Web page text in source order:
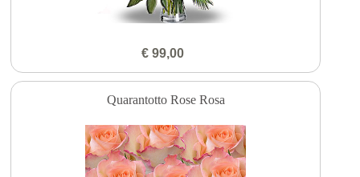
€ 99,00
Quarantotto Rose Rosa